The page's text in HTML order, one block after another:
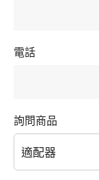
電話
詢問商品